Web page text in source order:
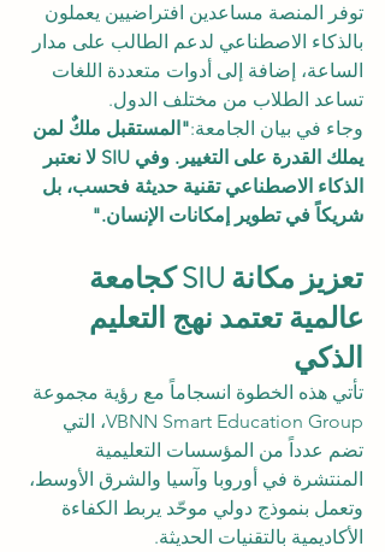
توفر المنصة مساعدين افتراضيين يعملون
بالذكاء الاصطناعي لدعم الطالب على مدار
الساعة، إضافة إلى أدوات متعددة اللغات
تساعد الطلاب من مختلف الدول.
وجاء في بيان الجامعة:"المستقبل ملكٌ لمن
يملك القدرة على التغيير. وفي SIU لا نعتبر
الذكاء الاصطناعي تقنية حديثة فحسب، بل
شريكاً في تطوير إمكانات الإنسان."
تعزيز مكانة SIU كجامعة
عالمية تعتمد نهج التعليم
الذكي
تأتي هذه الخطوة انسجاماً مع رؤية مجموعة
VBNN Smart Education Group، التي
تضم عدداً من المؤسسات التعليمية
المنتشرة في أوروبا وآسيا والشرق الأوسط،
وتعمل بنموذج دولي موحّد يربط الكفاءة
الأكاديمية بالتقنيات الحديثة.